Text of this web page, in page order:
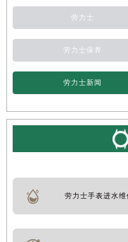
劳力士
劳力士保养
劳力士新闻
劳力士手表进水维